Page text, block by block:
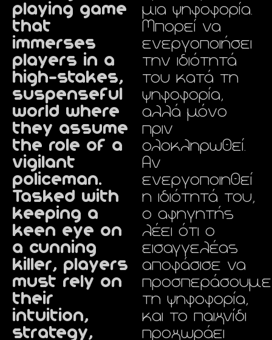
playing game
that
immerses
players in a
high-stakes,
suspenseful
world where
they assume
the role of a
vigilant
policeman.
Tasked with
keeping a
keen eye on
a cunning
killer, players
must rely on
their
intuition,
strategy,
μια ψηφοφορία.
Μπορεί να
ενεργοποιήσει
την ιδιότητά
του κατά τη
ψηφοφορία,
αλλά μόνο
πριν
ολοκληρωθεί.
Αν
ενεργοποιηθεί
η ιδιότητά του,
ο αφηγητής
λέει ότι ο
εισαγγελέας
αποφάσισε να
προσπεράσουμε
τη ψηφοφορία,
και το παιχνίδι
προχωράει